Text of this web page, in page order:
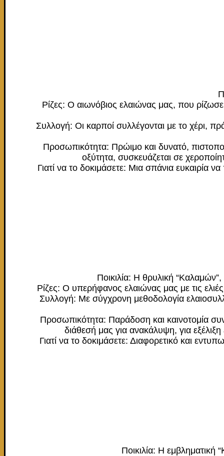
Ρίζες: Ο αιωνόβιος ελαιώνας μας, που
Συλλογή: Οι καρποί συλλέγονται με το χέρι,
Προσωπικότητα: Πρώιμο και δυνατό,
οξύτητα, συσκευάζεται σε
Γιατί να το δοκιμάσετε: Mια σπάνια
Ποικιλία: Η θρυλική
Ρίζες: Ο υπερήφανος ελαιώνας μας με τις
Συλλογή: Με σύγχρονη μεθοδολογία
Προσωπικότητα: Παράδοση και καινοτομία
διάθεσή μας για ανακάλυψη, για
Γιατί να το δοκιμάσετε: Διαφορετικό και
Ποικιλία: H